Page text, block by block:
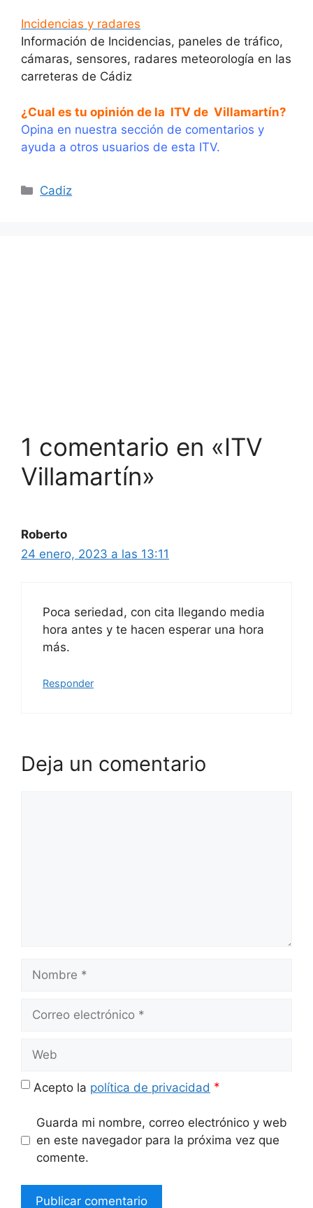
Incidencias y radares
Información de Incidencias, paneles de tráfico,
cámaras, sensores, radares meteorología en las
carreteras de Cádiz
¿Cual es tu opinión de la ITV de Villamartín?
Opina en nuestra sección de comentarios y
ayuda a otros usuarios de esta ITV.
Categorías
Cadiz
1 comentario en «ITV
Villamartín»
Roberto
24 enero, 2023 a las 13:11
Poca seriedad, con cita llegando media
hora antes y te hacen esperar una hora
más.
Responder
Deja un comentario
Nombre
Correo
Web
Acepto la política de privacidad *
Guarda mi nombre, correo electrónico y web
en este navegador para la próxima vez que
comente.